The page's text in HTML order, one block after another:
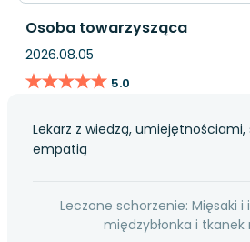
Osoba towarzysząca
2026.08.05
★★★★★
★★★★★ 5.0
Lekarz z wiedzą, umiejętnościami,
empatią
Leczone schorzenie: Mięsaki
międzybłonka i tkanek